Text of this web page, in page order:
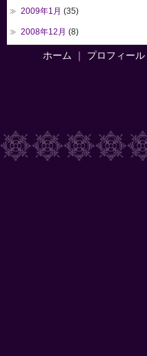
2009年1月 (35)
2008年12月 (8)
ホーム プロフィール